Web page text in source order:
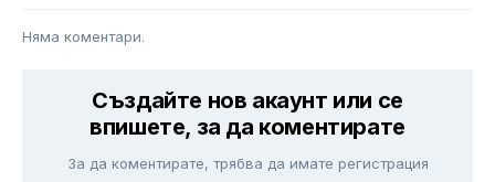
Няма коментари.
Създайте нов акаунт или се
впишете, за да коментирате
За да коментирате, трябва да имате регистрация